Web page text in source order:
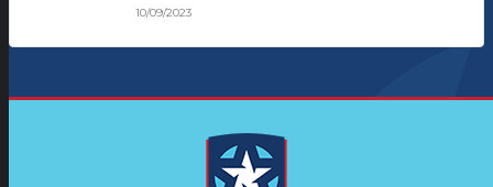
10/09/2023